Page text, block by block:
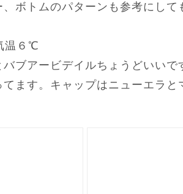
ボトムのパターンも参考にして
温６℃
ブアービデイルちょうどいい
ます。キャップはニューエラと